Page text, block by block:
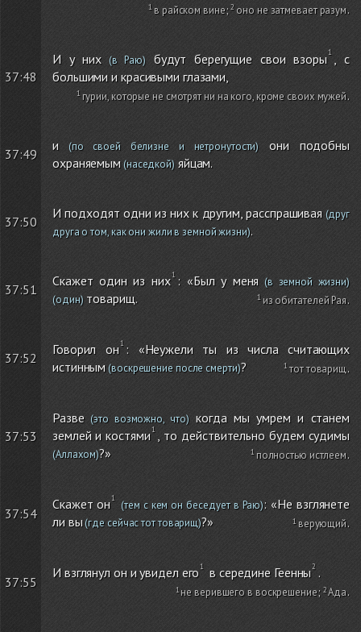
в райском вине; оно не затмевает разум.
37:48
И у них (в Раю)будут берегущие свои взоры
, с
большими и красивыми глазами,
гурии, которые не смотрят ни на кого, кроме своих мужей.
37:49
и(по своей белизне и нетронутости)
они подобны
охраняемым(наседкой)яйцам.
37:50
И подходят одни из них к другим, расспрашивая (друг
друга о том, как они жили в земной жизни).
37:51
Скажет один из них : «Был у меня (в земной жизни)
(один)товарищ. из обитателей Рая.
37:52
Говорил он : «Неужели ты из числа считающих
истинным (воскрешение после смерти)? тот товарищ.
37:53
Разве(это возможно, что)когда мы умрем и станем
землей и костями , то действительно будем судимы
(Аллахом)?» полностью истлеем.
37:54
Скажет он (тем с кем он беседует в Раю): «Не взглянете
ли вы(где сейчас тот товарищ)?» верующий.
37:55
И взглянул он и увидел его в середине Геенны .
не верившего в воскрешение; Ада.